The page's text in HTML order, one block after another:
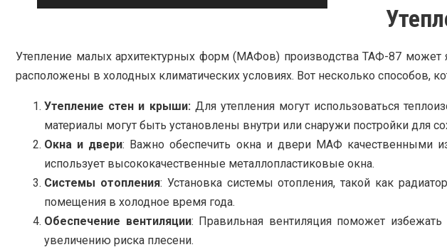
Утепление малых архитектурных форм (МАФов) производства ТАФ-87 может
расположены в холодных климатических условиях. Вот несколько способов,
Утепление стен и крыши: Для утепления могут использоваться
материалы могут быть установлены внутри или снаружи постройки для
Окна и двери: Важно обеспечить окна и двери МАФ качественными
использует высококачественные металлопластиковые окна.
Системы отопления: Установка системы отопления, такой как
помещения в холодное время года.
Обеспечение вентиляции: Правильная вентиляция поможет
увеличению риска плесени.